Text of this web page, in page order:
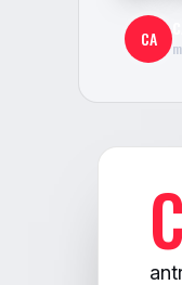
CA
C